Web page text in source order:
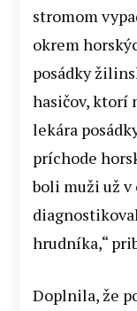
stromom
okrem
posádky
hasičov, ktorí
lekára
príchode
boli muži už
hrudníka,“
Doplnila, že